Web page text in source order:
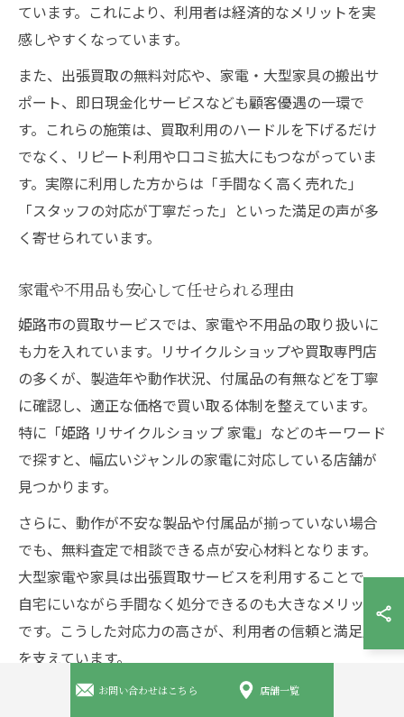
ています。これにより、利用者は経済的なメリットを実
感しやすくなっています。
また、出張買取の無料対応や、家電・大型家具の搬出サ
ポート、即日現金化サービスなども顧客優遇の一環で
す。これらの施策は、買取利用のハードルを下げるだけ
でなく、リピート利用や口コミ拡大にもつながっていま
す。実際に利用した方からは「手間なく高く売れた」
「スタッフの対応が丁寧だった」といった満足の声が多
く寄せられています。
家電や不用品も安心して任せられる理由
姫路市の買取サービスでは、家電や不用品の取り扱いに
も力を入れています。リサイクルショップや買取専門店
の多くが、製造年や動作状況、付属品の有無などを丁寧
に確認し、適正な価格で買い取る体制を整えています。
特に「姫路 リサイクルショップ 家電」などのキーワード
で探すと、幅広いジャンルの家電に対応している店舗が
見つかります。
さらに、動作が不安な製品や付属品が揃っていない場合
でも、無料査定で相談できる点が安心材料となります。
大型家電や家具は出張買取サービスを利用することで、
自宅にいながら手間なく処分できるのも大きなメリット
です。こうした対応力の高さが、利用者の信頼と満足度
を支えています。
お問い合わせはこちら 店舗一覧